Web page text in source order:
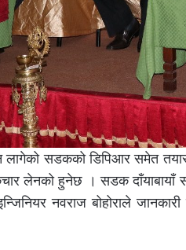
सडकको डिपिआर समेत तयार
लेनको हुनेछ । सडक दाँयाबायाँ
नवराज बोहोराले